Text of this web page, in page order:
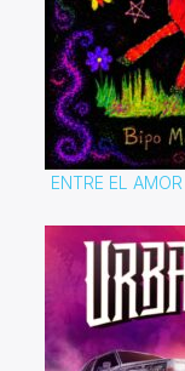
ENTRE EL